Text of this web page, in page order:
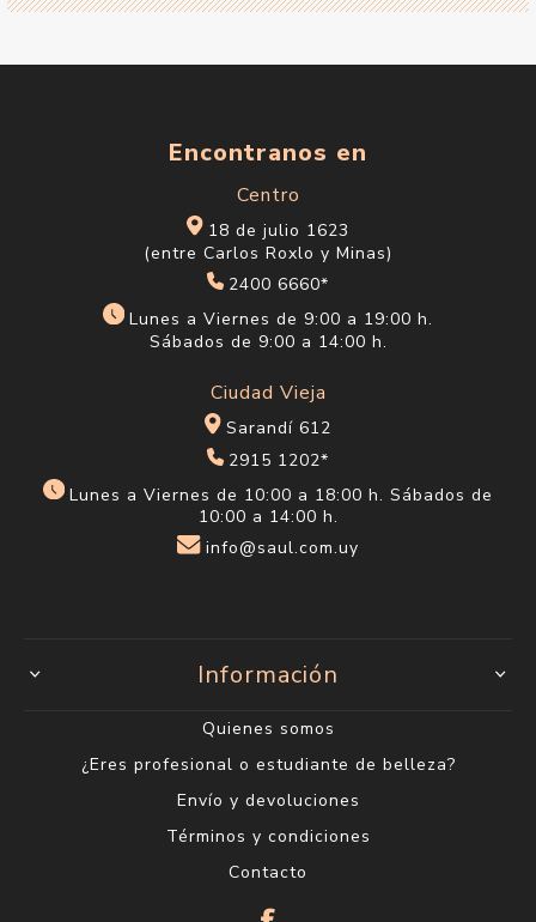
Encontranos en
Centro
18 de julio 1623
(entre Carlos Roxlo y Minas)
2400 6660*
Lunes a Viernes de 9:00 a 19:00 h.
Sábados de 9:00 a 14:00 h.
Ciudad Vieja
Sarandí 612
2915 1202*
Lunes a Viernes de 10:00 a 18:00 h. Sábados de
10:00 a 14:00 h.
info@saul.com.uy
Información
Quienes somos
¿Eres profesional o estudiante de belleza?
Envío y devoluciones
Términos y condiciones
Contacto